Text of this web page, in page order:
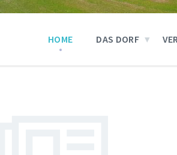
HOME DAS DORF